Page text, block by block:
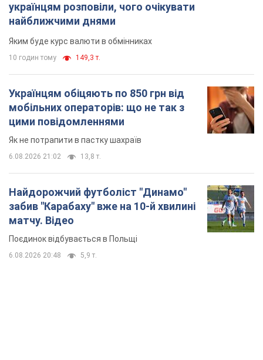
українцям розповіли, чого очікувати
найближчими днями
Яким буде курс валюти в обмінниках
10 годин тому 149,3 т.
Українцям обіцяють по 850 грн від
мобільних операторів: що не так з
цими повідомленнями
Як не потрапити в пастку шахраїв
6.08.2026 21:02 13,8 т.
Найдорожчий футболіст "Динамо"
забив "Карабаху" вже на 10-й хвилині
матчу. Відео
Поєдинок відбувається в Польщі
6.08.2026 20:48 5,9 т.